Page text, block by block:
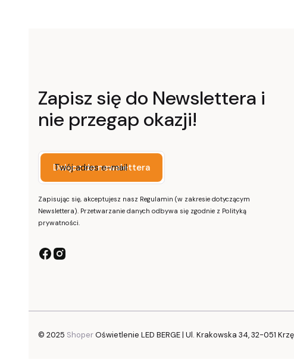
Zapisz się do Newslettera i
nie przegap okazji!
Twój adres e-mail
Dołącz do newslettera
Zapisując się, akceptujesz nasz Regulamin (w zakresie dotyczącym
Newslettera). Przetwarzanie danych odbywa się zgodnie z Polityką
prywatności.
© 2025 ShoperOświetlenie LED BERGE | Ul. Krakowska 34, 32-051